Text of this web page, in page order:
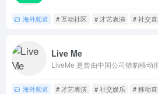
海外频道 # 互动社区 # 才艺表演 # 社交
Live Me
LiveMe 是曾由中国公司猎豹移动
海外频道 # 才艺表演 # 社交娱乐 # 移动